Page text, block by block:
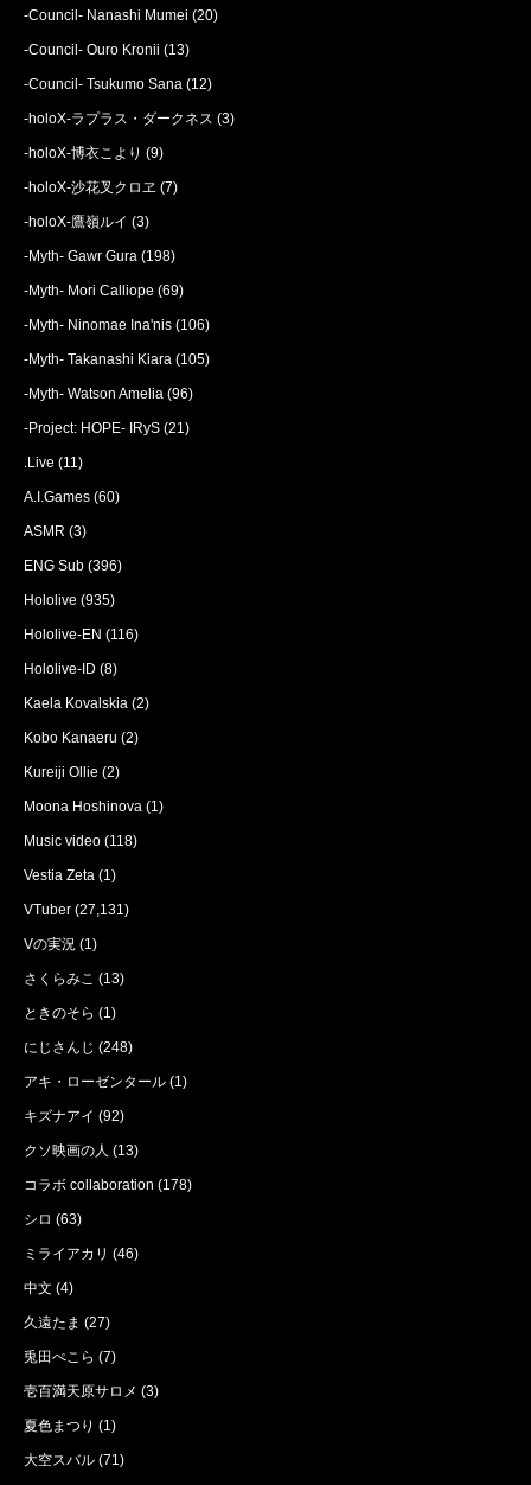
-Council- Nanashi Mumei (20)
-Council- Ouro Kronii (13)
-Council- Tsukumo Sana (12)
-holoX-ラプラス・ダークネス (3)
-holoX-博衣こより (9)
-holoX-沙花叉クロヱ (7)
-holoX-鷹嶺ルイ (3)
-Myth- Gawr Gura (198)
-Myth- Mori Calliope (69)
-Myth- Ninomae Ina'nis (106)
-Myth- Takanashi Kiara (105)
-Myth- Watson Amelia (96)
-Project: HOPE- IRyS (21)
.Live (11)
A.I.Games (60)
ASMR (3)
ENG Sub (396)
Hololive (935)
Hololive-EN (116)
Hololive-ID (8)
Kaela Kovalskia (2)
Kobo Kanaeru (2)
Kureiji Ollie (2)
Moona Hoshinova (1)
Music video (118)
Vestia Zeta (1)
VTuber (27,131)
Vの実況 (1)
さくらみこ (13)
ときのそら (1)
にじさんじ (248)
アキ・ローゼンタール (1)
キズナアイ (92)
クソ映画の人 (13)
コラボ collaboration (178)
シロ (63)
ミライアカリ (46)
中文 (4)
久遠たま (27)
兎田ぺこら (7)
壱百満天原サロメ (3)
夏色まつり (1)
大空スバル (71)